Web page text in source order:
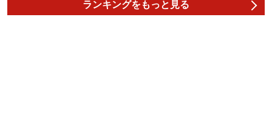
ランキングをもっと見る